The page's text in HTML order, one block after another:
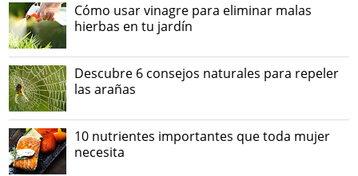
Cómo usar vinagre para eliminar malas
hierbas en tu jardín
Descubre 6 consejos naturales para repeler
las arañas
10 nutrientes importantes que toda mujer
necesita